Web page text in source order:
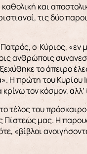
και
τις δύο
ο Κύριος,
ανθρώποις
το άπειρο
Η πρώτη του Κυρίου
τον κόσμον,
τέλος του
Πίστεώς μας. Η
«βίβλοι